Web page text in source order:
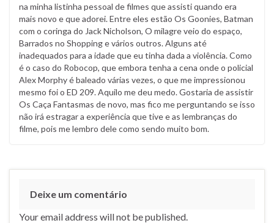
na minha listinha pessoal de filmes que assisti quando era
mais novo e que adorei. Entre eles estão Os Goonies, Batman
com o coringa do Jack Nicholson, O milagre veio do espaço,
Barrados no Shopping e vários outros. Alguns até
inadequados para a idade que eu tinha dada a violência. Como
é o caso do Robocop, que embora tenha a cena onde o policial
Alex Morphy é baleado várias vezes, o que me impressionou
mesmo foi o ED 209. Aquilo me deu medo. Gostaria de assistir
Os Caça Fantasmas de novo, mas fico me perguntando se isso
não irá estragar a experiência que tive e as lembranças do
filme, pois me lembro dele como sendo muito bom.
Deixe um comentário
Your email address will not be published.